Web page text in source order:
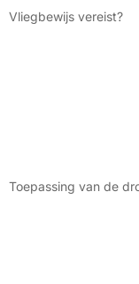
Vliegbewijs vereist?
Toepassing van de